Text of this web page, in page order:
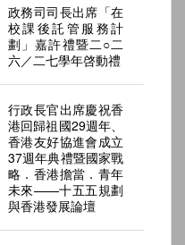
政務司司長出席「在
校課後託管服務計
劃」嘉許禮暨二○二
六／二七學年啓動禮
行政長官出席慶祝香
港回歸祖國29週年、
香港友好協進會成立
37週年典禮暨國家戰
略．香港擔當．青年
未來——十五五規劃
與香港發展論壇